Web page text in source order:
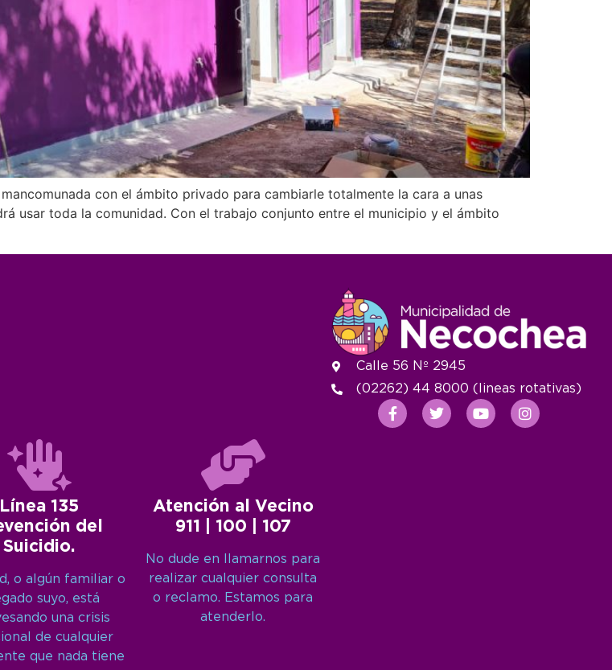
con el ámbito privado para cambiarle totalmente la cara a unas
usar toda la comunidad. Con el trabajo conjunto entre el municipio y el ámbito
Línea 135
del
Suicidio.
o algún familiar o
suyo, está
una crisis
de cualquier
que nada tiene
Atención al Vecino
911 | 100 | 107
No dude en llamarnos para
realizar cualquier consulta
o reclamo. Estamos para
atenderlo.
Calle 56 Nº 2945
(02262) 44 8000 (lineas rotativas)